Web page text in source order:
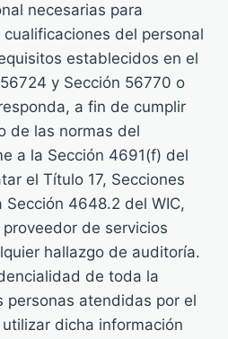
necesarias para
del personal
establecidos en el
y Sección 56770 o
a fin de cumplir
de las normas del
a la Sección 4691(f) del
el Título 17, Secciones
4648.2 del WIC,
de servicios
hallazgo de auditoría.
de toda la
personas atendidas por el
dicha información